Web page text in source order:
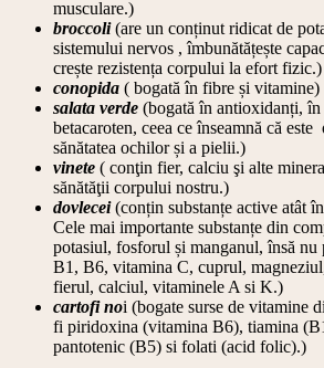
musculare.)
broccoli(are un conținut ridicat de
sistemului nervos , îmbunătățește
crește rezistența corpului la efort fizic.)
conopida ( bogată în fibre și vitamine)
salata verde (bogată în antioxidanți,
betacaroten, ceea ce înseamnă că
sănătatea ochilor și a pielii.)
vinete ( conţin fier, calciu şi alte
sănătăţii corpului nostru.)
dovlecei(conțin substanțe active atât
Cele mai importante substanțe din
potasiul, fosforul și manganul, însă
B1, B6, vitamina C, cuprul,
fierul, calciul, vitaminele A si K.)
cartofi noi (bogate surse de vitamine
fi piridoxina (vitamina B6), tiamina
pantotenic (B5) si folati (acid folic).)